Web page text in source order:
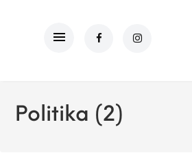
Politika (2)